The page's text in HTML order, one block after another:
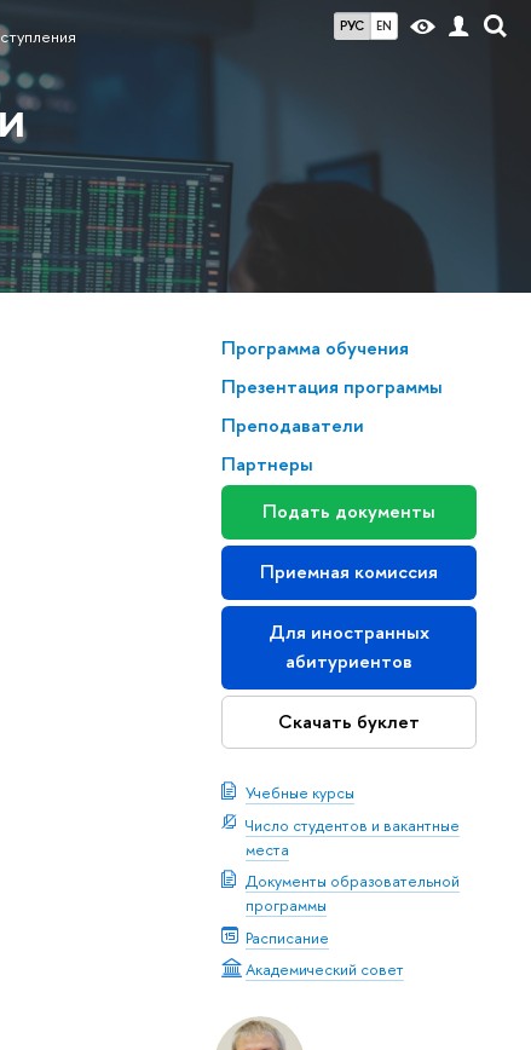
РУС EN
Программа обучения
Презентация программы
Преподаватели
Партнеры
Подать документы
Приемная комиссия
Для иностранных
абитуриентов
Скачать буклет
Учебные курсы
Число студентов и вакантные
места
Документы образовательной
программы
Расписание
Академический совет